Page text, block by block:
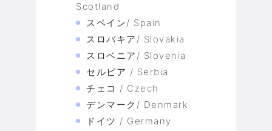
Scotland
スペイン/ Spain
スロバキア/ Slovakia
スロベニア/ Slovenia
セルビア / Serbia
チェコ / Czech
デンマーク/ Denmark
ドイツ / Germany